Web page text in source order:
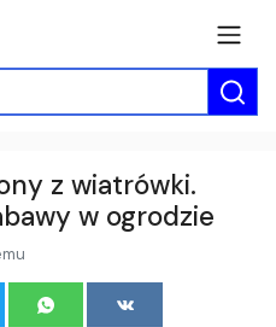
z wiatrówki.
w ogrodzie